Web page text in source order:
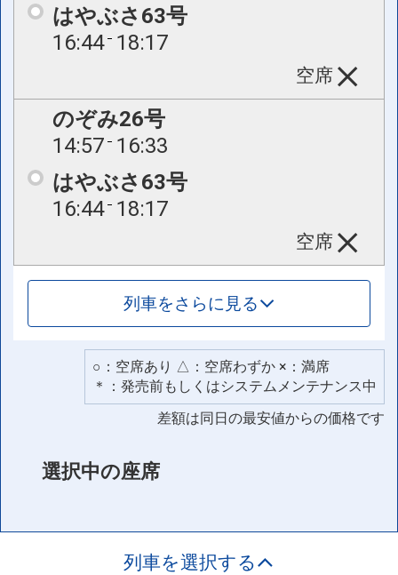
はやぶさ63号
16:44 18:17
空席
のぞみ26号
14:57 16:33
はやぶさ63号
16:44 18:17
空席
列車をさらに見る
○：空席あり △：空席わずか ×：満席
＊：発売前もしくはシステムメンテナンス中
差額は同日の最安値からの価格です
選択中の座席
列車を選択する